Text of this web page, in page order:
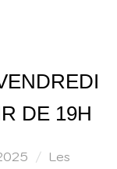
DE 19H
Les